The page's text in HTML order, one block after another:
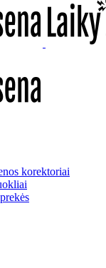
korektoriai